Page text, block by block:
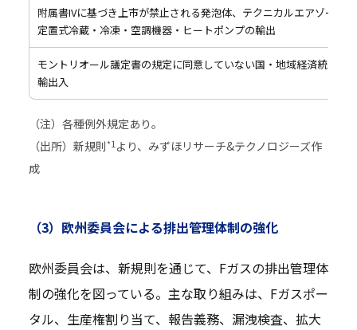
附属書IVに基づき上市が禁止される発泡体、テクニカルエアゾール、
定置式冷蔵・冷凍・空調機器・ヒートポンプの輸出
モントリオール議定書の規定に同意していない国・地域経済統合へ
輸出入
（注）各種例外規定あり。
（出所）新規則*1より、みずほリサーチ&テクノロジーズ作
成
（3）欧州委員会による排出管理体制の強化
欧州委員会は、新規則を通じて、Fガスの排出管理体
制の強化を図っている。主な取り組みは、Fガスポー
タル、生産権割り当て、報告義務、漏洩検査、拡大